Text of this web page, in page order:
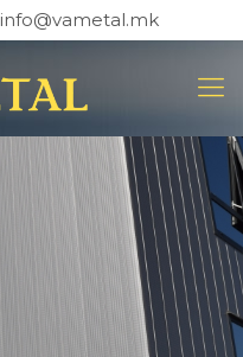
info@vametal.mk